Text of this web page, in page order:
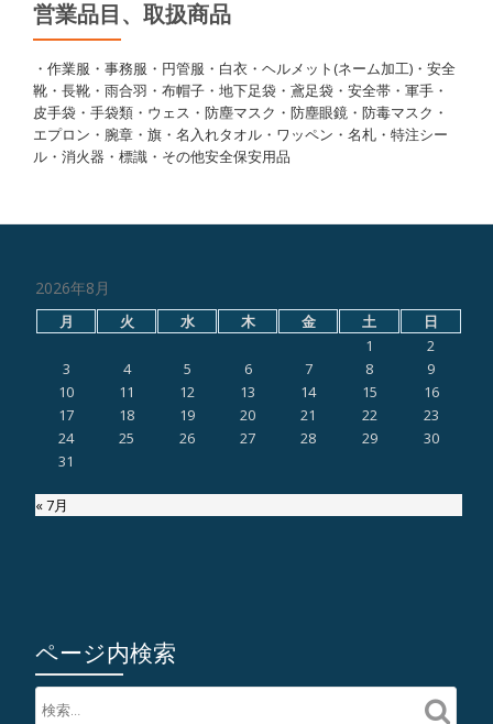
営業品目、取扱商品
・作業服・事務服・円管服・白衣・ヘルメット(ネーム加工)・安全
靴・長靴・雨合羽・布帽子・地下足袋・鳶足袋・安全帯・軍手・
皮手袋・手袋類・ウェス・防塵マスク・防塵眼鏡・防毒マスク・
エプロン・腕章・旗・名入れタオル・ワッペン・名札・特注シー
ル・消火器・標識・その他安全保安用品
2026年8月
月 火 水 木 金 土
日
1
2
3
4 5 6 7 8
9
10
11 12 13 14 15
16
17
18 19 20 21 22
23
24
25 26 27 28 29
30
31
« 7月
ページ内検索